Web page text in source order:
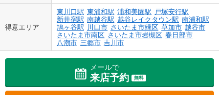
得意エリア
東川口駅 東浦和駅 浦和美園駅
戸塚安行駅
新井宿駅 南越谷駅 越谷レイクタウン駅 南浦和駅
鳩ヶ谷駅
川口市 さいたま市緑区 草加市 越谷市
さいたま市南区 さいたま市岩槻区 春日部市
八潮市 三郷市 吉川市
メールで
来店予約 無料